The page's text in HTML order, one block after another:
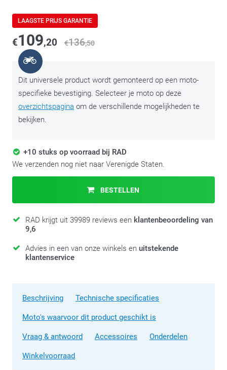
LAAGSTE PRIJS GARANTIE
€109,20 €136,50
Dit universele product wordt gemonteerd op een moto-
specifieke bevestiging. Selecteer je moto op deze
overzichtspagina om de verschillende mogelijkheden te
bekijken.
+10 stuks op voorraad bij RAD
We verzenden nog niet naar Verenigde Staten.
BESTELLEN
RAD krijgt uit 39989 reviews een klantenbeoordeling van
9,6
Advies in een van onze winkels en uitstekende
klantenservice
Beschrijving Technische specificaties
Moto's waarvoor dit product geschikt is
Vraag & antwoord Accessoires Onderdelen
Winkelvoorraad